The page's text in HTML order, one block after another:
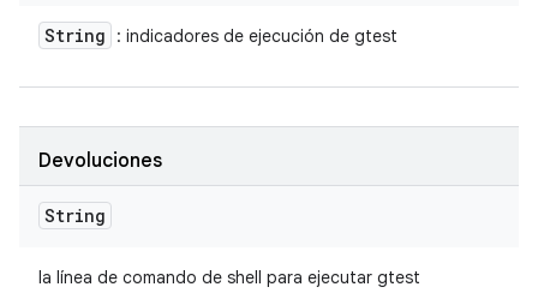
String : indicadores de ejecución de gtest
Devoluciones
String
la línea de comando de shell para ejecutar gtest